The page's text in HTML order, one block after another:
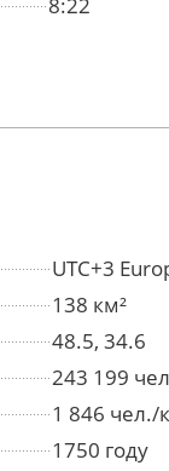
8:22
UTC+3
138 км²
48.5, 34.6
243 199
1 846 чел./
1750 году